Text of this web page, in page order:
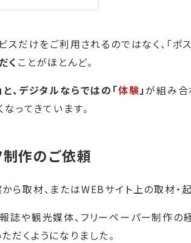
だけをご利用されるのではなく、「ポス
く ことがほとんど。
と、デジタルならではの「体験」が組み合
ってきています。
作のご依頼
ら取材、またはWEBサイト上の取材・起
誌や観光媒体、フリーペーパー制作の
だくようになりました。